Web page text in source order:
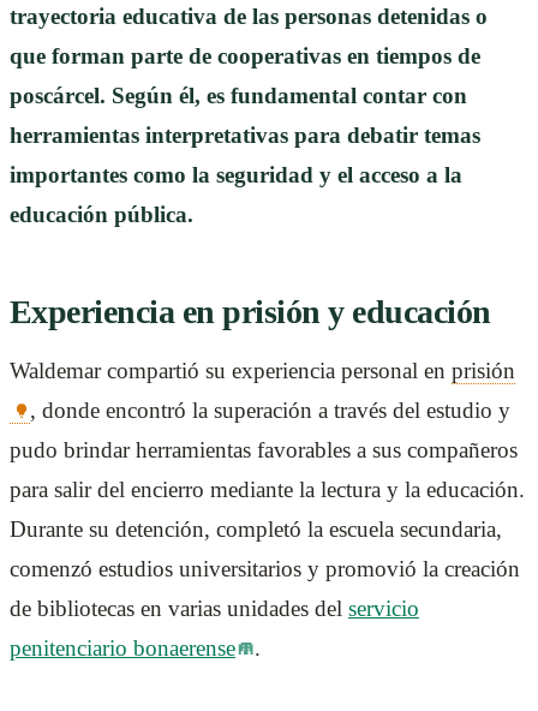
trayectoria educativa de las personas detenidas o
que forman parte de cooperativas en tiempos de
poscárcel. Según él, es fundamental contar con
herramientas interpretativas para debatir temas
importantes como la seguridad y el acceso a la
educación pública.
Experiencia en prisión y educación
Waldemar compartió su experiencia personal en prisión
, donde encontró la superación a través del estudio y
pudo brindar herramientas favorables a sus compañeros
para salir del encierro mediante la lectura y la educación.
Durante su detención, completó la escuela secundaria,
comenzó estudios universitarios y promovió la creación
de bibliotecas en varias unidades del servicio
penitenciario bonaerense
.